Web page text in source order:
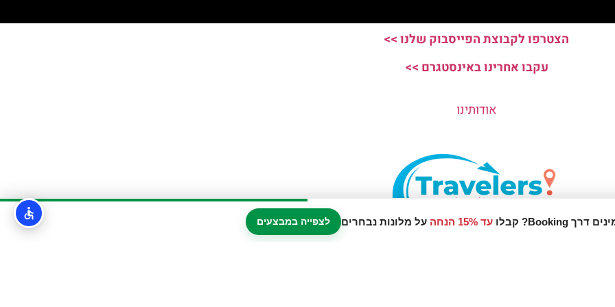
עד 15% הנחה על מלונות נבחרים לצפייה במבצעים
הצטרפו לקבוצת הפייסבוק שלנו >>
עקבו אחרינו באינסטגרם >>
אודותינו